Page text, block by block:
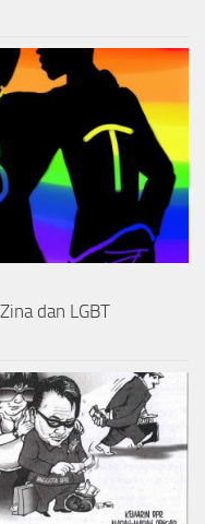
dan LGBT